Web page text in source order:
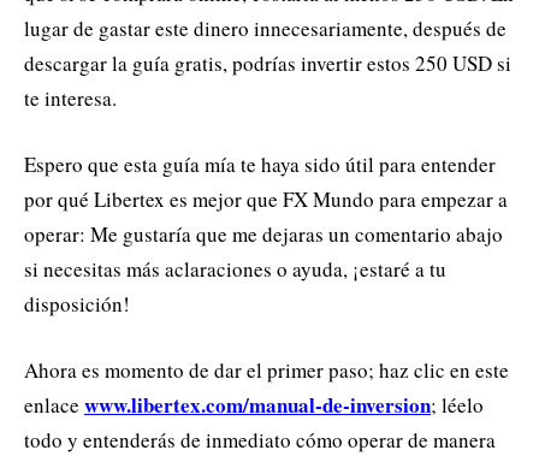
lugar de gastar este dinero innecesariamente, después de
descargar la guía gratis, podrías invertir estos 250 USD si
te interesa.
Espero que esta guía mía te haya sido útil para entender
por qué Libertex es mejor que FX Mundo para empezar a
operar: Me gustaría que me dejaras un comentario abajo
si necesitas más aclaraciones o ayuda, ¡estaré a tu
disposición!
Ahora es momento de dar el primer paso; haz clic en este
enlace www.libertex.com/manual-de-inversion; léelo
todo y entenderás de inmediato cómo operar de manera